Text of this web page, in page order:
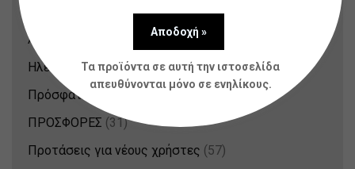
Ατμοποιητές
Ηλεκτρονικά Τσιγάρα (148)
Πρόσφατα Προϊόντα
(214)
ΠΡΟΣΦΟΡΕΣ (31)
Προτάσεις για νέους χρήστες (57)
Τα προϊόντα σε αυτή την ιστοσελίδα
απευθύνονται μόνο σε ενηλίκους.